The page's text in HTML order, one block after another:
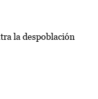
la despoblación